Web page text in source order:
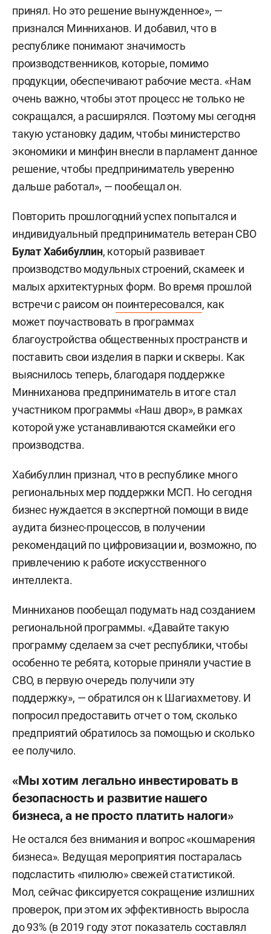
принял. Но это решение вынужденное», —
признался Минниханов. И добавил, что в
республике понимают значимость
производственников, которые, помимо
продукции, обеспечивают рабочие места. «Нам
очень важно, чтобы этот процесс не только не
сокращался, а расширялся. Поэтому мы сегодня
такую установку дадим, чтобы министерство
экономики и минфин внесли в парламент данное
решение, чтобы предприниматель уверенно
дальше работал», — пообещал он.
Повторить прошлогодний успех попытался и
индивидуальный предприниматель ветеран СВО
Булат Хабибуллин, который развивает
производство модульных строений, скамеек и
малых архитектурных форм. Во время прошлой
встречи с раисом он поинтересовался, как
может поучаствовать в программах
благоустройства общественных пространств и
поставить свои изделия в парки и скверы. Как
выяснилось теперь, благодаря поддержке
Минниханова предприниматель в итоге стал
участником программы «Наш двор», в рамках
которой уже устанавливаются скамейки его
производства.
Хабибуллин признал, что в республике много
региональных мер поддержки МСП. Но сегодня
бизнес нуждается в экспертной помощи в виде
аудита бизнес-процессов, в получении
рекомендаций по цифровизации и, возможно, по
привлечению к работе искусственного
интеллекта.
Минниханов пообещал подумать над созданием
региональной программы. «Давайте такую
программу сделаем за счет республики, чтобы
особенно те ребята, которые приняли участие в
СВО, в первую очередь получили эту
поддержку», — обратился он к Шагиахметову. И
попросил предоставить отчет о том, сколько
предприятий обратилось за помощью и сколько
ее получило.
«Мы хотим легально инвестировать в
безопасность и развитие нашего
бизнеса, а не просто платить налоги»
Не остался без внимания и вопрос «кошмарения
бизнеса». Ведущая мероприятия постаралась
подсластить «пилюлю» свежей статистикой.
Мол, сейчас фиксируется сокращение излишних
проверок, при этом их эффективность выросла
до 93% (в 2019 году этот показатель составлял